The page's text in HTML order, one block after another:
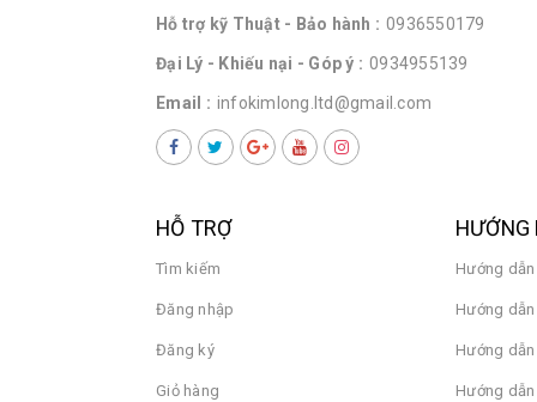
Hỗ trợ kỹ Thuật - Bảo hành : 0936550179
Đại Lý - Khiếu nại - Góp ý : 0934955139
Email : infokimlong.ltd@gmail.com
HỖ TRỢ
Tìm kiếm
Đăng nhập
Đăng ký
Giỏ hàng
HƯỚNG
Hướng
Hướng
Hướng
Hướng